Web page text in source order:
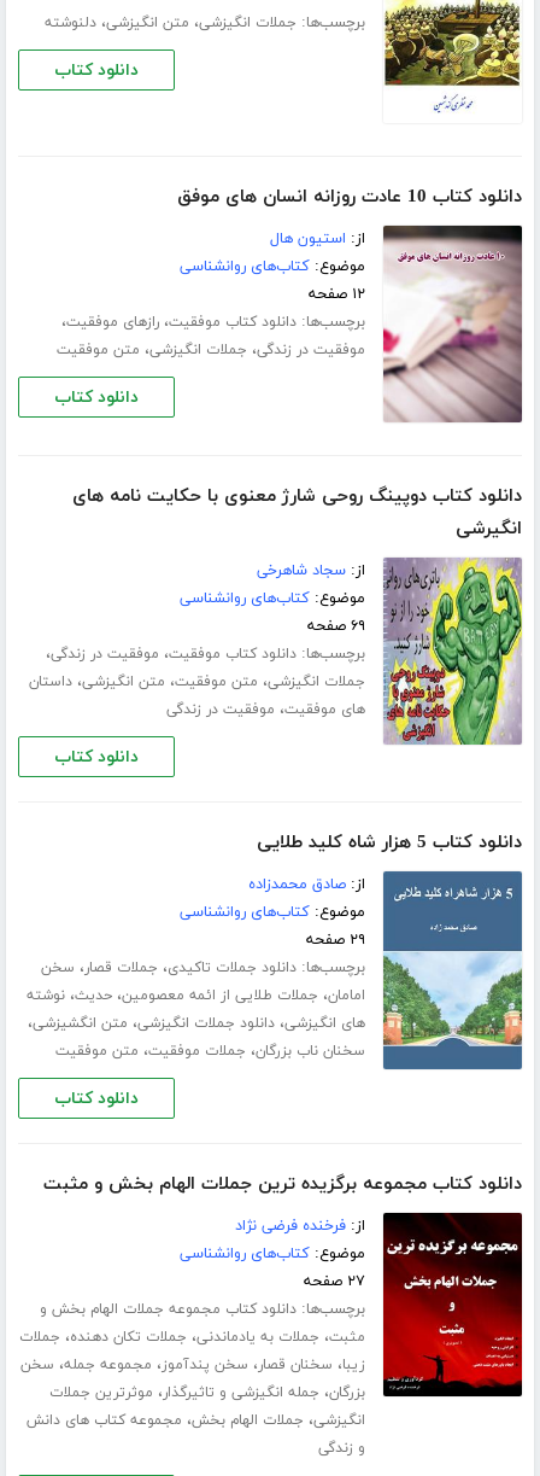
برچسب‌ها: جملات انگیزشی، متن انگیزشی،دلنوشته
دانلود کتاب
دانلود کتاب 10 عادت روزانه انسان های موفق
از: استیون هال
موضوع:کتاب‌های روانشناسی
۱۲ صفحه
برچسب‌ها:دانلود کتاب موفقیت،رازهای موفقیت،
موفقیت در زندگی، جملات انگیزشی، متن موفقیت
دانلود کتاب
دانلود کتاب دوپینگ روحی شارژ معنوی با حکایت نامه های
انگیرشی
از:سجاد شاهرخی
موضوع:کتاب‌های روانشناسی
۶۹ صفحه
برچسب‌ها:دانلود کتاب موفقیت، موفقیت در زندگی،
جملات انگیزشی، متن موفقیت، متن انگیزشی،داستان
های موفقیت، موفقیت در زندگی
دانلود کتاب
دانلود کتاب 5 هزار شاه کلید طلایی
از:صادق محمدزاده
موضوع:کتاب‌های روانشناسی
۲۹ صفحه
برچسب‌ها:دانلود جملات تاکیدی، جملات قصار، سخن
امامان، جملات طلایی از ائمه معصومین،حدیث،نوشته
های انگیزشی،دانلود جملات انگیزشی، متن انگشیزشی،
سخنان ناب بزرگان، جملات موفقیت، متن موفقیت
دانلود کتاب
دانلود کتاب مجموعه برگزیده ترین جملات الهام بخش و مثبت
از:فرخنده فرضی نژاد
موضوع:کتاب‌های روانشناسی
۲۷ صفحه
برچسب‌ها:دانلود کتاب مجموعه جملات الهام بخش و
مثبت، جملات به یادماندنی، جملات تکان دهنده، جملات
زیبا، سخنان قصار، سخن پندآموز، مجموعه جمله، سخن
بزرگان، جمله انگیزشی و تاثیرگذار، موثرترین جملات
انگیزشی، جملات الهام بخش، مجموعه کتاب های دانش
و زندگی